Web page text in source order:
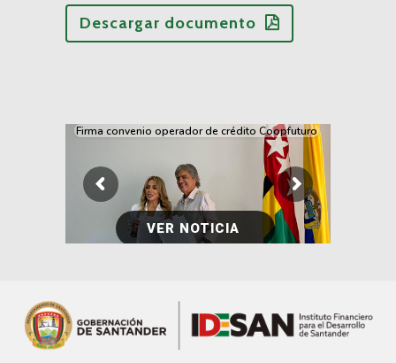
Descargar documento
Firma convenio operador de crédito Coopfuturo
VER NOTICIA